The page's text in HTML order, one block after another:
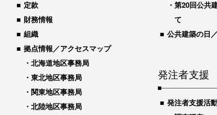
定款
財務情報
組織
拠点情報／アクセスマップ
北海道地区事務局
東北地区事務局
関東地区事務局
北陸地区事務局
第20回公共
て
公共建築の日
発注者支援
発注者支援活